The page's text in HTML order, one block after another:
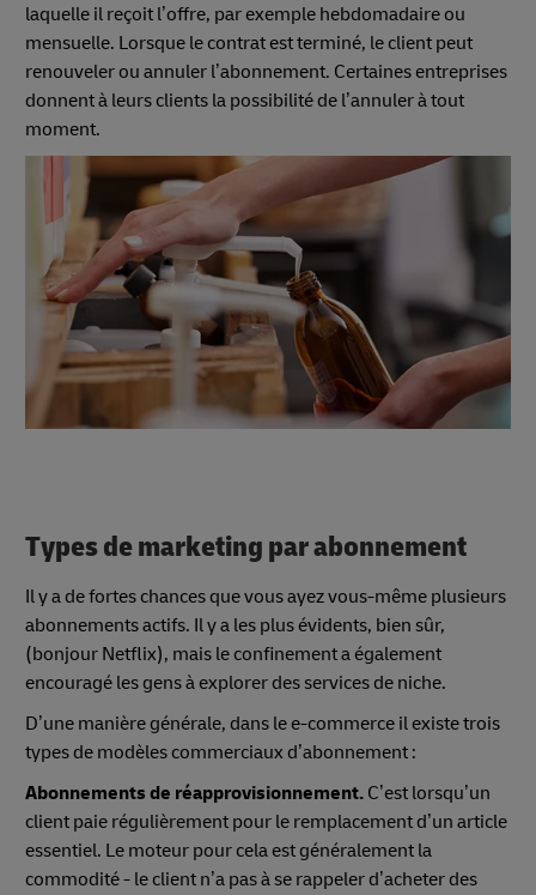
laquelle il reçoit l’offre, par exemple hebdomadaire ou
mensuelle. Lorsque le contrat est terminé, le client peut
renouveler ou annuler l’abonnement. Certaines entreprises
donnent à leurs clients la possibilité de l’annuler à tout
moment.
Types de marketing par abonnement
Il y a de fortes chances que vous ayez vous-même plusieurs
abonnements actifs. Il y a les plus évidents, bien sûr,
(bonjour Netflix), mais le confinement a également
encouragé les gens à explorer des services de niche.
D’une manière générale, dans le e-commerce il existe trois
types de modèles commerciaux d’abonnement :
Abonnements de réapprovisionnement. C’est lorsqu’un
client paie régulièrement pour le remplacement d’un article
essentiel. Le moteur pour cela est généralement la
commodité - le client n’a pas à se rappeler d’acheter des